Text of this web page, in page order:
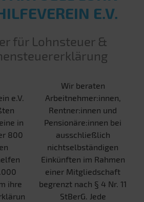
E.V.
für Lohnsteuer &
e.V.
in
800
ihre
Wir beraten
Arbeitnehmer:innen,
Rentner:innen und
Pensionäre:innen bei
ausschließlich
nichtselbständigen
Einkünften im Rahmen
einer Mitgliedschaft
begrenzt nach § 4 Nr. 11
StBerG. Jede